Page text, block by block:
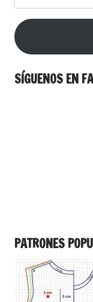
SÍGUENOS EN
PATRONES